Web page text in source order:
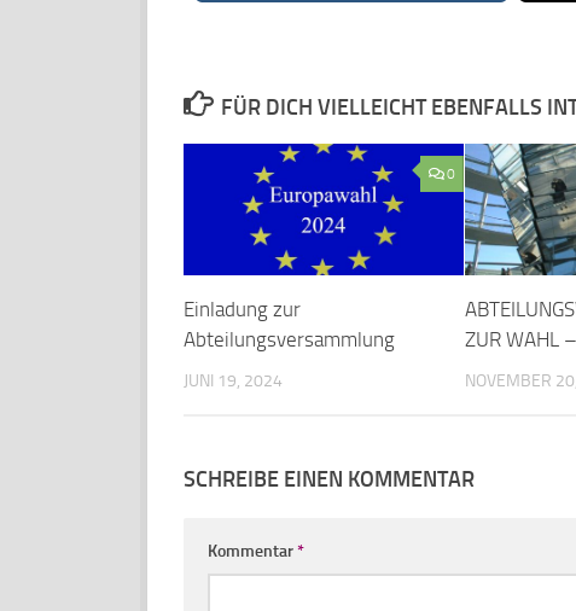
FÜR DICH VIELLEICHT EBENFALLS
0
Einladung zur
Abteilungsversammlung
JUNI 19, 2024
ZUR WAHL –
NOVEMBER
SCHREIBE EINEN KOMMENTAR
Kommentar*